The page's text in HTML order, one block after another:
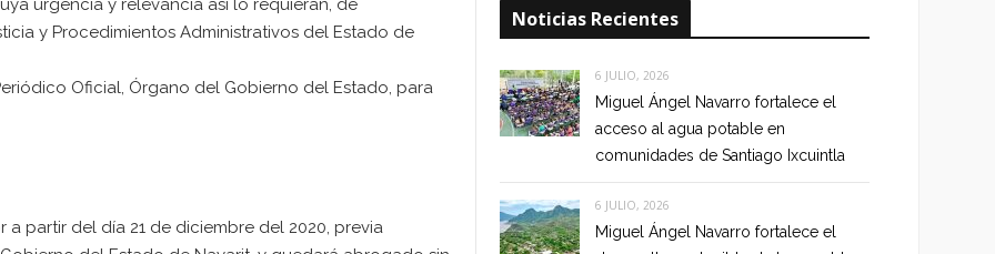
urgencia y relevancia así lo requieran, de
y Procedimientos Administrativos del Estado de
Oficial, Órgano del Gobierno del Estado, para
a partir del día 21 de diciembre del 2020, previa
Noticias Recientes
6 JULIO, 2026
Miguel Ángel Navarro fortalece el
acceso al agua potable en
comunidades de Santiago Ixcuintla
6 JULIO, 2026
Miguel Ángel Navarro fortalece el